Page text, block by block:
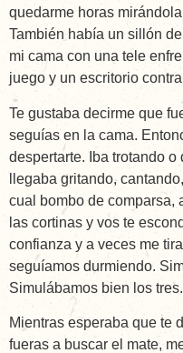
quedarme horas
También había un sillón
mi cama con una tele
juego y un escritorio
Te gustaba decirme que
seguías en la cama.
despertarte. Iba trotando
llegaba gritando,
cual bombo de comparsa,
las cortinas y vos te
confianza y a veces me
seguíamos durmiendo.
Simulábamos bien los
Mientras esperaba que te
fueras a buscar el mate,